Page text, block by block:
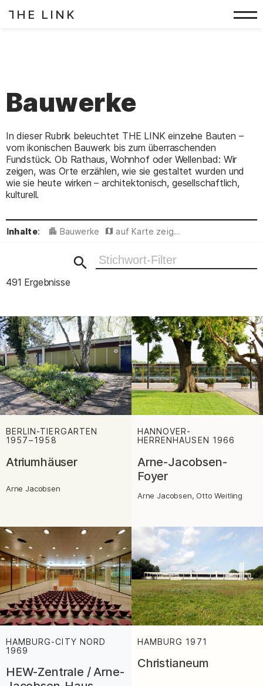
Zum Inhalt springen
T
HE LINK
Bauwerke
In dieser Rubrik beleuchtet THE LINK einzelne Bauten –
vom ikonischen Bauwerk bis zum überraschenden
Fundstück. Ob Rathaus, Wohnhof oder Wellenbad: Wir
zeigen, was Orte erzählen, wie sie gestaltet wurden und
wie sie heute wirken – architektonisch, gesellschaftlich,
kulturell.
Inhalte: Bauwerke auf Karte zeigen
Ergebnisse filtern
491 Ergebnisse
BERLIN-TIERGARTEN
1957⁠–⁠1958
Atriumhäuser
Arne Jacobsen
HANNOVER-
HERRENHAUSEN 1966
Arne-Jacobsen-
Foyer
Arne Jacobsen, Otto Weitling
HAMBURG-CITY NORD
1969
HEW-Zentrale / Arne-
HAMBURG 1971
Christianeum